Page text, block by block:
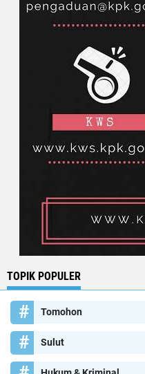
TOPIK POPULER
Tomohon
Sulut